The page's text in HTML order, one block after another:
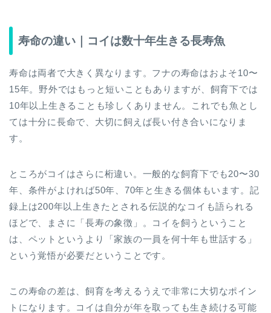
寿命の違い｜コイは数十年生きる長寿魚
寿命は両者で大きく異なります。フナの寿命はおよそ10〜
15年。野外ではもっと短いこともありますが、飼育下では
10年以上生きることも珍しくありません。これでも魚とし
ては十分に長命で、大切に飼えば長い付き合いになりま
す。
ところがコイはさらに桁違い。一般的な飼育下でも20〜30
年、条件がよければ50年、70年と生きる個体もいます。記
録上は200年以上生きたとされる伝説的なコイも語られる
ほどで、まさに「長寿の象徴」。コイを飼うということ
は、ペットというより「家族の一員を何十年も世話する」
という覚悟が必要だということです。
この寿命の差は、飼育を考えるうえで非常に大切なポイン
トになります。コイは自分が年を取っても生き続ける可能